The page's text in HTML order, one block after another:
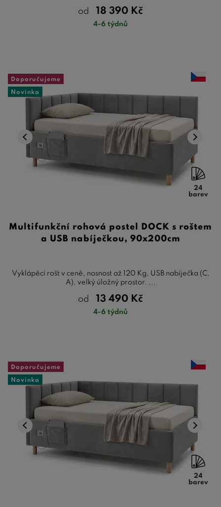
od 18 390 Kč
4-6 týdnů
Doporučujeme
Novinka
24
barev
Multifunkční rohová postel DOCK s roštem
a USB nabíječkou, 90x200cm
Vyklápěcí rošt v ceně, nosnost až 120 Kg, USB nabíječka (C,
A), velký úložný prostor. ...
od 13 490 Kč
4-6 týdnů
Doporučujeme
Novinka
24
barev